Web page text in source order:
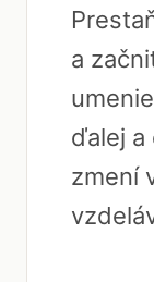
a
ďalej a
zmení